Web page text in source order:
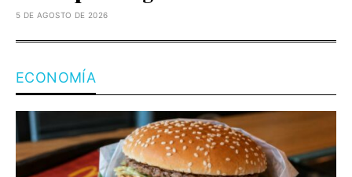
5 DE AGOSTO DE 2026
ECONOMÍA